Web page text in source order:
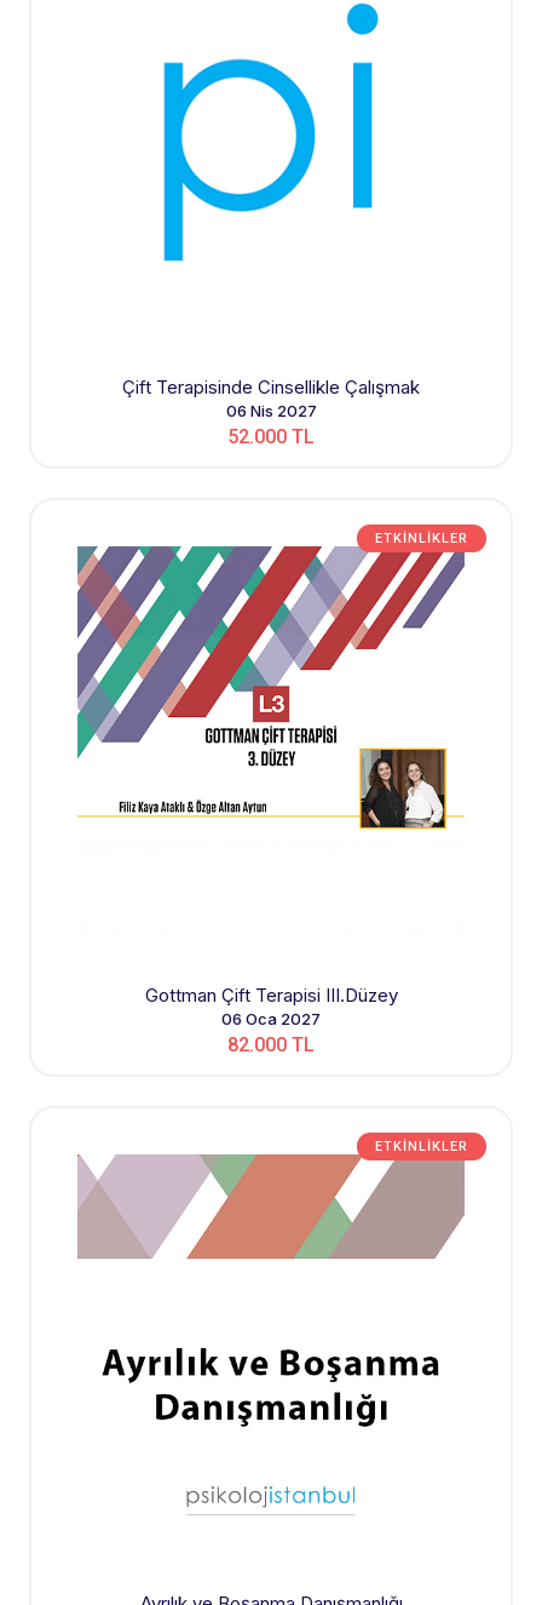
Çift Terapisinde Cinsellikle Çalışmak
06 Nis 2027
52.000 TL
ETKINLIKLER
Gottman Çift Terapisi III.Düzey
06 Oca 2027
82.000 TL
ETKINLIKLER